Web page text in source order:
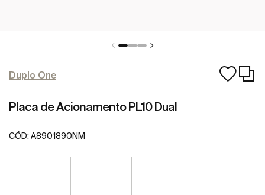
Duplo One
Placa de Acionamento PL10 Dual
CÓD: A8901890NM